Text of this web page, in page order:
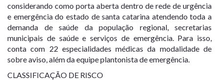
considerando como porta aberta dentro de rede de urgência
e emergência do estado de santa catarina atendendo toda a
demanda de saúde da população regional, secretarias
municipais de saúde e serviços de emergência. Para isso,
conta com 22 especialidades médicas da modalidade de
sobre aviso, além da equipe plantonista de emergência.
CLASSIFICAÇÃO DE RISCO